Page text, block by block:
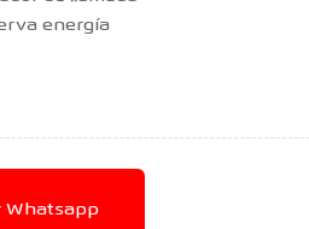
energía
Whatsapp